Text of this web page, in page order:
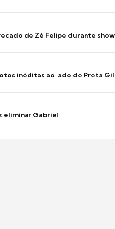
de Zé Felipe durante show
inéditas ao lado de Preta Gil
eliminar Gabriel